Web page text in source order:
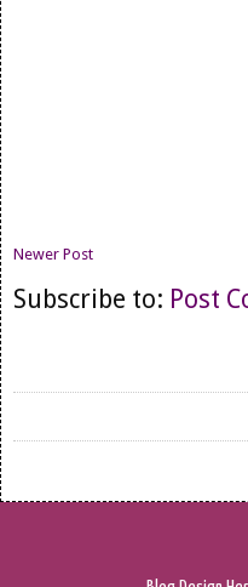
Newer Post
Subscribe to: Post